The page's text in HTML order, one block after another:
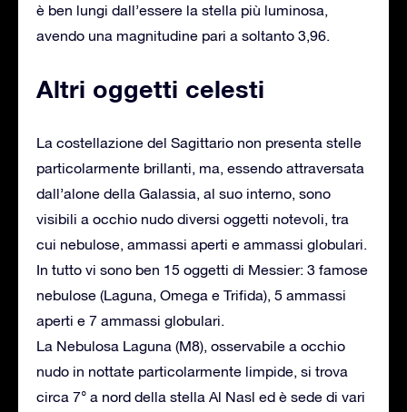
è ben lungi dall’essere la stella più luminosa,
avendo una magnitudine pari a soltanto 3,96.
Altri oggetti celesti
La costellazione del Sagittario non presenta stelle
particolarmente brillanti, ma, essendo attraversata
dall’alone della Galassia, al suo interno, sono
visibili a occhio nudo diversi oggetti notevoli, tra
cui nebulose, ammassi aperti e ammassi globulari.
In tutto vi sono ben 15 oggetti di Messier: 3 famose
nebulose (Laguna, Omega e Trifida), 5 ammassi
aperti e 7 ammassi globulari.
La Nebulosa Laguna (M8), osservabile a occhio
nudo in nottate particolarmente limpide, si trova
circa 7° a nord della stella Al Nasl ed è sede di vari